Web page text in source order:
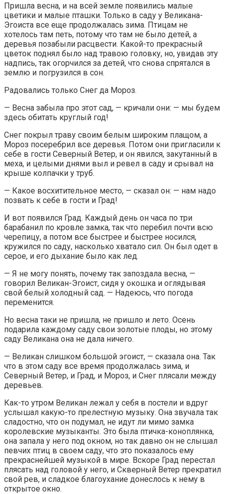
Пришла весна, и на всей земле появились малые
цветики и малые пташки. Только в саду у Великана-
Эгоиста все еще продолжалась зима. Птицам не
хотелось там петь, потому что там не было детей, а
деревья позабыли расцвести. Какой-то прекрасный
цветок поднял было над травою головку, но, увидав эту
надпись, так огорчился за детей, что снова спрятался в
землю и погрузился в сон.
Радовались только Снег да Мороз.
— Весна забыла про этот сад, — кричали они: — мы будем
здесь обитать круглый год!
Снег покрыл траву своим белым широким плащом, а
Мороз посеребрил все деревья. Потом они пригласили к
себе в гости Северный Ветер, и он явился, закутанный в
меха, и целыми днями выл и ревел в саду и срывал на
крыше колпачки у труб.
— Какое восхитительное место, — сказал он: — нам надо
позвать к себе в гости и Град!
И вот появился Град. Каждый день он часа по три
барабанил по кровле замка, так что перебил почти всю
черепицу, а потом все быстрее и быстрее носился,
кружился по саду, насколько хватало сил. Он был одет в
серое, и его дыхание было как лед.
— Я не могу понять, почему так запоздала весна, —
говорил Великан-Эгоист, сидя у окошка и оглядывая
свой белый холодный сад. — Надеюсь, что погода
переменится.
Но весна таки не пришла, не пришло и лето. Осень
подарила каждому саду свои золотые плоды, но этому
саду Великана она не дала ничего.
— Великан слишком большой эгоист, — сказала она. Так
что в этом саду все время продолжалась зима, и
Северный Ветер, и Град, и Мороз, и Снег плясали между
деревьев.
Как-то утром Великан лежал у себя в постели и вдруг
услышал какую-то прелестную музыку. Она звучала так
сладостно, что он подумал, не идут ли мимо замка
королевские музыканты. Это была птичка-коноплянка,
она запала у него под окном, но так давно он не слышал
певчих птиц в своем саду, что это показалось ему
прекраснейшей музыкой в мире. Вскоре Град перестал
плясать над головой у него, и Скверный Ветер прекратил
свой рев, и сладкое благоухание донеслось к нему в
открытое окно.